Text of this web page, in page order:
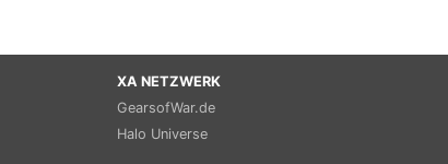
XA NETZWERK
GearsofWar.de
Halo Universe